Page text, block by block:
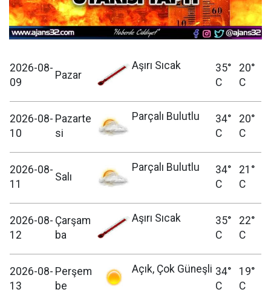
2026-08-
09
Pazar
Aşırı Sıcak
35°
C
20°
C
2026-08-
10
Pazarte
si
Parçalı Bulutlu
34°
C
20°
C
2026-08-
11
Salı
Parçalı Bulutlu
34°
C
21°
C
2026-08-
12
Çarşam
ba
Aşırı Sıcak
35°
C
22°
C
2026-08-
13
Perşem
be
Açık, Çok Güneşli 34°
C
19°
C